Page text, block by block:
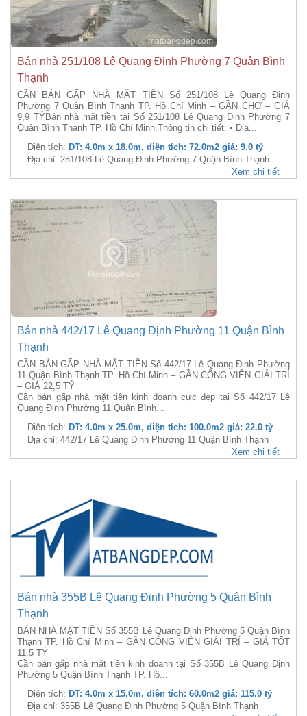
Bán nhà 251/108 Lê Quang Định Phường 7 Quận Bình
Thạnh
CẦN BÁN GẤP NHÀ MẶT TIỀN Số 251/108 Lê Quang Định
Phường 7 Quận Bình Thạnh TP. Hồ Chí Minh – GẦN CHỢ – GIÁ
9,9 TỶBán nhà mặt tiền tại Số 251/108 Lê Quang Định Phường 7
Quận Bình Thạnh TP. Hồ Chí Minh.Thông tin chi tiết: • Địa...
Diện tích: DT: 4.0m x 18.0m, diện tích: 72.0m2 giá: 9.0 tỷ
Địa chỉ: 251/108 Lê Quang Định Phường 7 Quận Bình Thạnh
Xem chi tiết
Bán nhà 442/17 Lê Quang Định Phường 11 Quận Bình
Thạnh
CẦN BÁN GẤP NHÀ MẶT TIỀN Số 442/17 Lê Quang Định Phường
11 Quận Bình Thạnh TP. Hồ Chí Minh – GẦN CÔNG VIÊN GIẢI TRÍ
– GIÁ 22,5 TỶ
Cần bán gấp nhà mặt tiền kinh doanh cực đẹp tại Số 442/17 Lê
Quang Định Phường 11 Quận Bình...
Diện tích: DT: 4.0m x 25.0m, diện tích: 100.0m2 giá: 22.0 tỷ
Địa chỉ: 442/17 Lê Quang Định Phường 11 Quận Bình Thạnh
Xem chi tiết
Bán nhà 355B Lê Quang Định Phường 5 Quận Bình
Thạnh
BÁN NHÀ MẶT TIỀN Số 355B Lê Quang Định Phường 5 Quận Bình
Thạnh TP. Hồ Chí Minh – GẦN CÔNG VIÊN GIẢI TRÍ – GIÁ TỐT
11,5 TỶ
Cần bán gấp nhà mặt tiền kinh doanh tại Số 355B Lê Quang Định
Phường 5 Quận Bình Thạnh TP. Hồ...
Diện tích: DT: 4.0m x 15.0m, diện tích: 60.0m2 giá: 115.0 tỷ
Địa chỉ: 355B Lê Quang Định Phường 5 Quận Bình Thạnh